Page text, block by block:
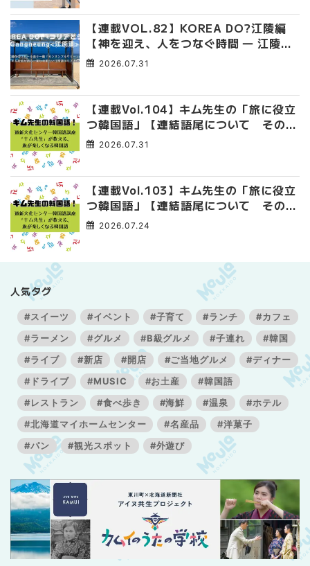
【連載VOL.82】KOREA DO?江陵編
【神を迎え、人をつなぐ時間 ― 江陵端
午祭 】
2026.07.31
【連載Vol.104】キム先生の「旅に役立
つ韓国語」【連結語尾について その
4】2026.07.31
【連載Vol.103】キム先生の「旅に役立
つ韓国語」【連結語尾について その
3】2026.07.24
人気タグ
#スイーツ #イベント #子育て #ランチ
#カフェ
#ラーメン
#グルメ #B級グルメ #子連れ
#韓国
#ライブ
#新店 #開店 #ご当地グルメ
#ディナー
#ドライブ
#MUSIC #お土産
#韓国語
#レストラン
#食べ歩き #海鮮 #温泉
#ホテル
#北海道マイホームセンター
#名産品
#洋菓子
#パン
#観光スポット #外遊び